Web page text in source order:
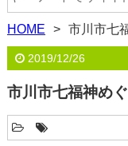
HOME 市川市七
2019/12/26
市川市七福神め